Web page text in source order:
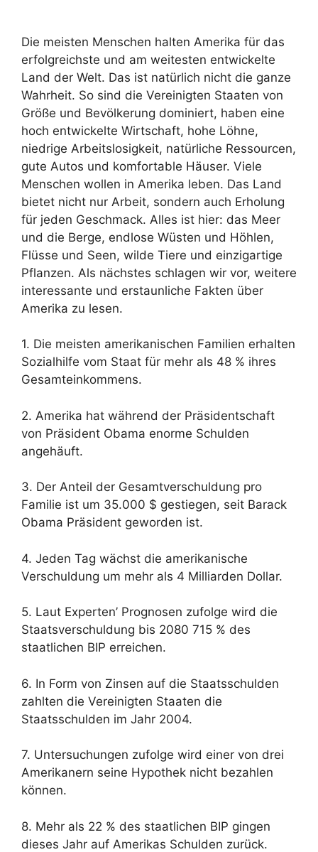
Die meisten Menschen halten Amerika für das
erfolgreichste und am weitesten entwickelte
Land der Welt. Das ist natürlich nicht die ganze
Wahrheit. So sind die Vereinigten Staaten von
Größe und Bevölkerung dominiert, haben eine
hoch entwickelte Wirtschaft, hohe Löhne,
niedrige Arbeitslosigkeit, natürliche Ressourcen,
gute Autos und komfortable Häuser. Viele
Menschen wollen in Amerika leben. Das Land
bietet nicht nur Arbeit, sondern auch Erholung
für jeden Geschmack. Alles ist hier: das Meer
und die Berge, endlose Wüsten und Höhlen,
Flüsse und Seen, wilde Tiere und einzigartige
Pflanzen. Als nächstes schlagen wir vor, weitere
interessante und erstaunliche Fakten über
Amerika zu lesen.
1. Die meisten amerikanischen Familien erhalten
Sozialhilfe vom Staat für mehr als 48 % ihres
Gesamteinkommens.
2. Amerika hat während der Präsidentschaft
von Präsident Obama enorme Schulden
angehäuft.
3. Der Anteil der Gesamtverschuldung pro
Familie ist um 35.000 $ gestiegen, seit Barack
Obama Präsident geworden ist.
4. Jeden Tag wächst die amerikanische
Verschuldung um mehr als 4 Milliarden Dollar.
5. Laut Experten’ Prognosen zufolge wird die
Staatsverschuldung bis 2080 715 % des
staatlichen BIP erreichen.
6. In Form von Zinsen auf die Staatsschulden
zahlten die Vereinigten Staaten die
Staatsschulden im Jahr 2004.
7. Untersuchungen zufolge wird einer von drei
Amerikanern seine Hypothek nicht bezahlen
können.
8. Mehr als 22 % des staatlichen BIP gingen
dieses Jahr auf Amerikas Schulden zurück.